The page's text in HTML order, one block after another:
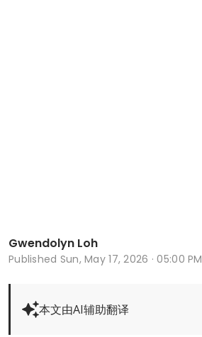
Gwendolyn Loh
Published Sun, May 17, 2026 · 05:00 PM
本文由AI辅助翻译